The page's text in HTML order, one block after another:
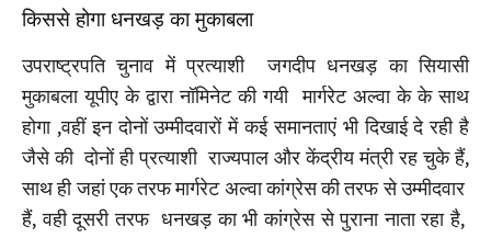
किससे होगा धनखड़ का मुकाबला
उपराष्ट्रपति चुनाव में प्रत्याशी जगदीप धनखड़ का सियासी
मुकाबला यूपीए के द्वारा नॉमिनेट की गयी मार्गरेट अल्वा के के साथ
होगा ,वहीं इन दोनों उम्मीदवारों में कई समानताएं भी दिखाई दे रही है
जैसे की दोनों ही प्रत्याशी राज्यपाल और केंद्रीय मंत्री रह चुके हैं,
साथ ही जहां एक तरफ मार्गरेट अल्वा कांग्रेस की तरफ से उम्मीदवार
हैं, वही दूसरी तरफ धनखड़ का भी कांग्रेस से पुराना नाता रहा है,